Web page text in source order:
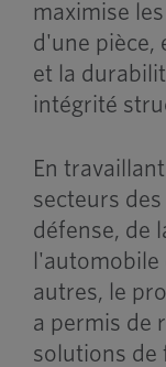
maximise
d'une pièce,
et la
intégrité
En
secteurs
défense, de
autres, le
a permis de
solutions de